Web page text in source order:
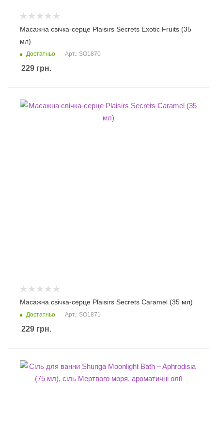
Масажна свічка-серце Plaisirs Secrets Exotic Fruits (35
мл)
Достатньо Арт.: SO1870
229 грн.
Масажна свічка-серце Plaisirs Secrets Caramel (35 мл)
Достатньо Арт.: SO1871
229 грн.